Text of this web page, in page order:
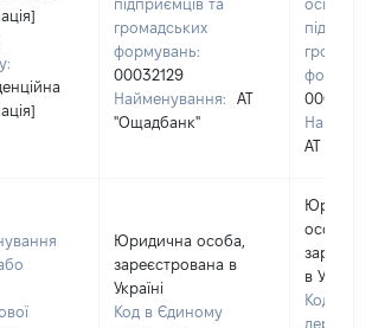
підприємців та
громадських
формувань:
00032129
Найменування:
АТ
"Ощадбанк"
осіб –
АТ
Юридична особа,
зареєстрована в
Україні
Код в Єдиному
особа,
в Україні
Код в